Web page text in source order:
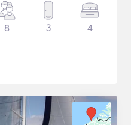
8 3 4